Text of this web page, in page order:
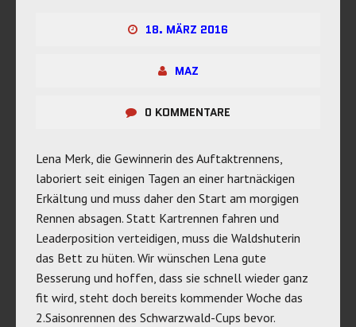
18. MÄRZ 2016
MAZ
0 KOMMENTARE
Lena Merk, die Gewinnerin des Auftaktrennens,
laboriert seit einigen Tagen an einer hartnäckigen
Erkältung und muss daher den Start am morgigen
Rennen absagen. Statt Kartrennen fahren und
Leaderposition verteidigen, muss die Waldshuterin
das Bett zu hüten. Wir wünschen Lena gute
Besserung und hoffen, dass sie schnell wieder ganz
fit wird, steht doch bereits kommender Woche das
2.Saisonrennen des Schwarzwald-Cups bevor.